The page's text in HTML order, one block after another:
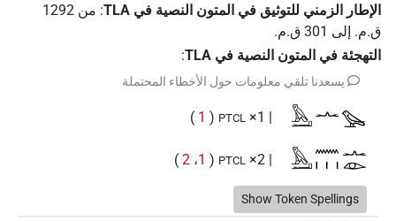
الإطار الزمني للتوثيق في المتون النصية في ‏TLA
: من 1292
ق.م. إلى 301 ق.م.
التهجئة في المتون النصية في TLA
:
يسعدنا تلقي معلومات حول الأخطاء المحتملة
𓅓𓂝𓂜𓅪
PTCL
(
1
)
𓅓𓂝𓈖𓏥𓂜𓁹
PTCL
(
1، 2
)
𓅓𓂝𓈖𓏥𓂜𓅪
| 4×
Show Token Spellings